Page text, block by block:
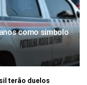
como símbolo
terão duelos